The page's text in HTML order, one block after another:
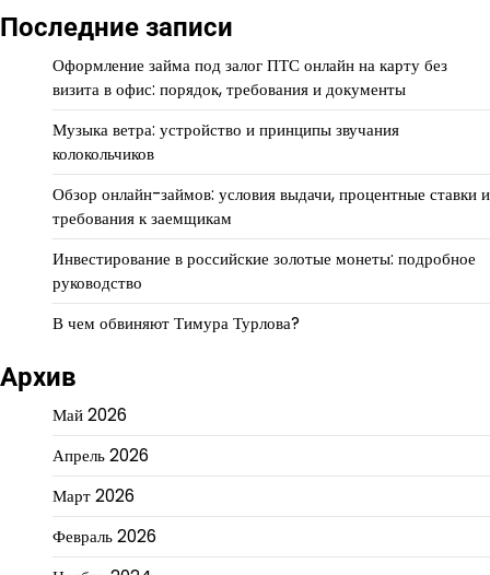
Последние записи
Оформление займа под залог ПТС онлайн на карту без
визита в офис: порядок, требования и документы
Музыка ветра: устройство и принципы звучания
колокольчиков
Обзор онлайн-займов: условия выдачи, процентные ставки и
требования к заемщикам
Инвестирование в российские золотые монеты: подробное
руководство
В чем обвиняют Тимура Турлова?
Архив
Май 2026
Апрель 2026
Март 2026
Февраль 2026